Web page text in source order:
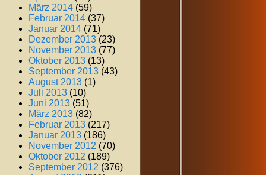
März 2014 (59)
Februar 2014 (37)
Januar 2014 (71)
Dezember 2013 (23)
November 2013 (77)
Oktober 2013 (13)
September 2013 (43)
August 2013 (1)
Juli 2013 (10)
Juni 2013 (51)
März 2013 (82)
Februar 2013 (217)
Januar 2013 (186)
November 2012 (70)
Oktober 2012 (189)
September 2012 (376)